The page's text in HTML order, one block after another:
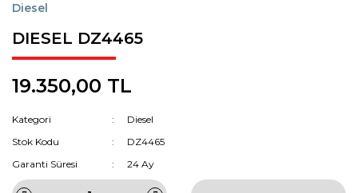
Diesel
DIESEL DZ4465
19.350,00 TL
Kategori
Diesel
Stok Kodu
DZ4465
Garanti Süresi
24 Ay